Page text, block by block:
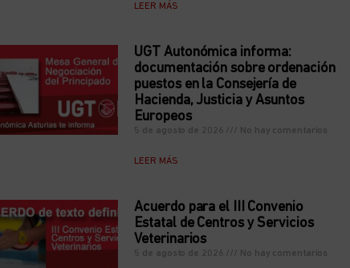
LEER MÁS
UGT Autonómica informa:
documentación sobre ordenación
puestos en la Consejería de
Hacienda, Justicia y Asuntos
Europeos
5 de agosto de 2026 No hay comentarios
LEER MÁS
Acuerdo para el III Convenio
Estatal de Centros y Servicios
Veterinarios
5 de agosto de 2026 No hay comentarios